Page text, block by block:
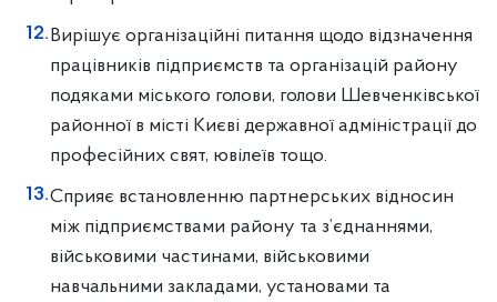
Вирішує організаційні питання щодо відзначення
працівників підприємств та організацій району
подяками міського голови, голови Шевченківської
районної в місті Києві державної адміністрації до
професійних свят, ювілеїв тощо.
Сприяє встановленню партнерських відносин
між підприємствами району та з’єднаннями,
військовими частинами, військовими
навчальними закладами, установами та